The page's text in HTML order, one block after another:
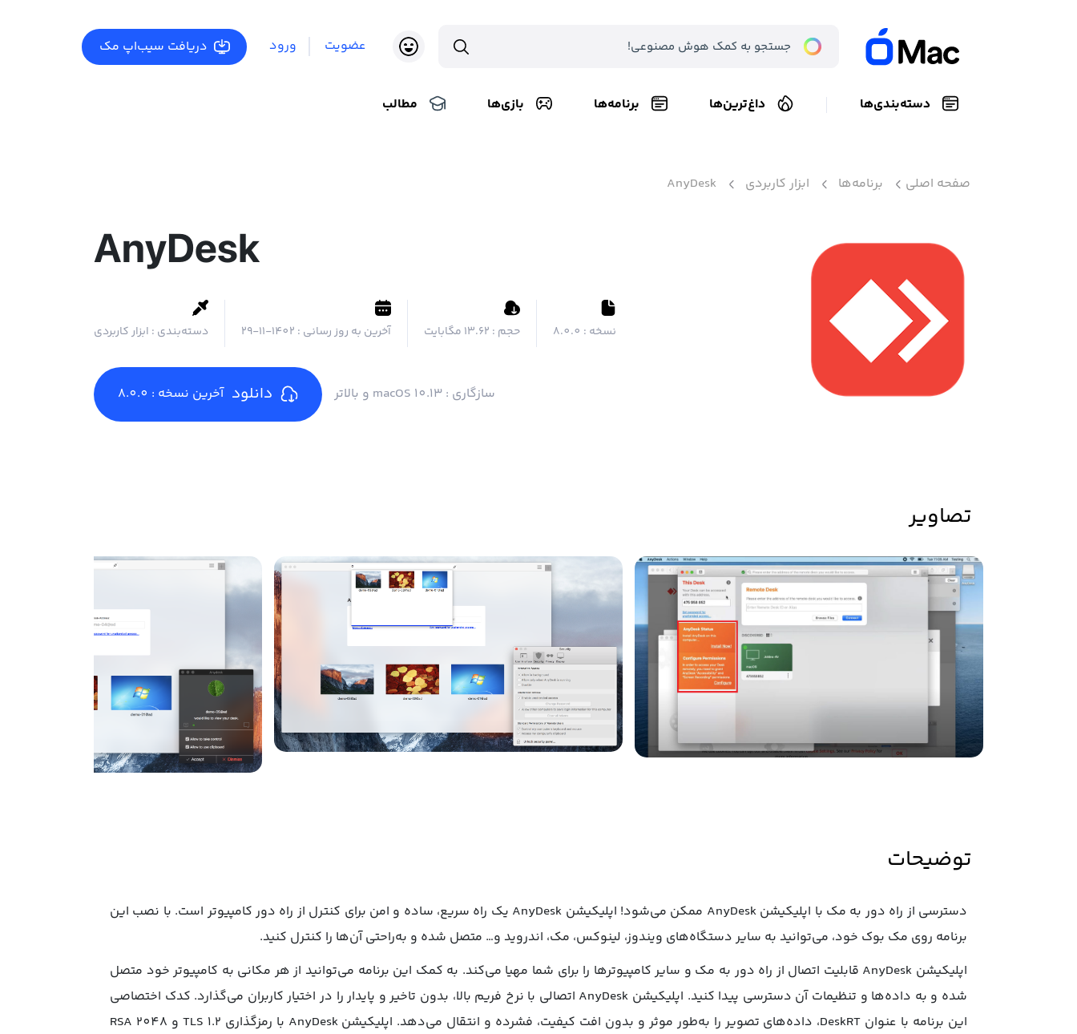
عضویت ورود دریافت سیب‌اپ مک
دسته‌بندی‌ها داغ‌ترین‌ها برنامه‌ها بازی‌ها مطالب
صفحه اصلی برنامه‌ها ابزار کاربردی AnyDesk
AnyDesk
نسخه : 8.0.0 حجم : ۱۳.۶۲ مگابایت آخرین به روز رسانی : 1402-11-29 دسته‌بندی : ابزار کاربردی
دانلود آخرین نسخه : 8.0.0 سازگاری : macOS 10.13 و بالاتر
تصاویر
توضیحات
دسترسی از راه دور به مک با اپلیکیشن AnyDesk ممکن می‌شود! اپلیکیشن AnyDesk یک راه سریع، ساده و امن برای کنترل از راه دور کامپیوتر است. با نصب این
برنامه روی مک بوک خود، می‌توانید به سایر دستگاه‌های ویندوز، لینوکس، مک، اندروید و… متصل شده و به‌راحتی آن‌ها را کنترل کنید.
اپلیکیشن AnyDesk قابلیت اتصال از راه دور به مک و سایر کامپیوترها را برای شما مهیا می‌کند. به کمک این برنامه می‌توانید از هر مکانی به کامپیوتر خود متصل
شده و به داده‌ها و تنظیمات آن دسترسی پیدا کنید. اپلیکیشن AnyDesk اتصالی با نرخ فریم بالا، بدون تاخیر و پایدار را در اختیار کاربران می‌گذارد. کدک اختصاصی
این برنامه با عنوان DeskRT، داده‌های تصویر را به‌طور موثر و بدون افت کیفیت، فشرده و انتقال می‌دهد. اپلیکیشن AnyDesk با رمزگذاری‌ TLS 1.2 و RSA 2048